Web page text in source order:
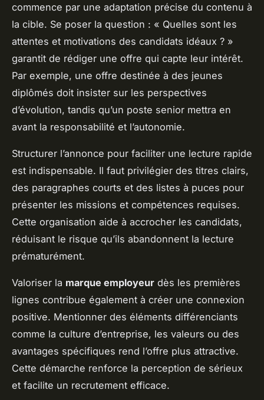
commence par une adaptation précise du contenu à
la cible. Se poser la question : « Quelles sont les
attentes et motivations des candidats idéaux ? »
garantit de rédiger une offre qui capte leur intérêt.
Par exemple, une offre destinée à des jeunes
diplômés doit insister sur les perspectives
d’évolution, tandis qu’un poste senior mettra en
avant la responsabilité et l’autonomie.
Structurer l’annonce pour faciliter une lecture rapide
est indispensable. Il faut privilégier des titres clairs,
des paragraphes courts et des listes à puces pour
présenter les missions et compétences requises.
Cette organisation aide à accrocher les candidats,
réduisant le risque qu’ils abandonnent la lecture
prématurément.
Valoriser la marque employeur dès les premières
lignes contribue également à créer une connexion
positive. Mentionner des éléments différenciants
comme la culture d’entreprise, les valeurs ou des
avantages spécifiques rend l’offre plus attractive.
Cette démarche renforce la perception de sérieux
et facilite un recrutement efficace.